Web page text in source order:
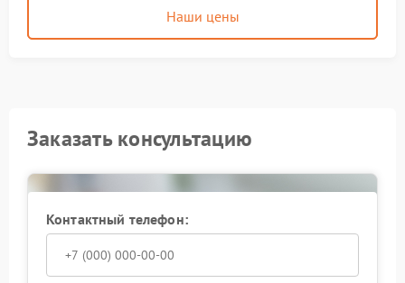
Наши цены
Заказать консультацию
Контактный телефон: